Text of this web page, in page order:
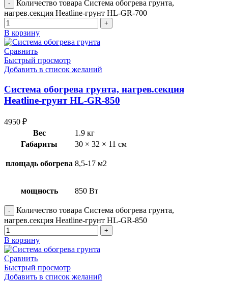
Количество товара Система обогрева грунта,
нагрев.секция Heatline-грунт HL-GR-700
В корзину
Сравнить
Быстрый просмотр
Добавить в список желаний
Система обогрева грунта, нагрев.секция
Heatline-грунт HL-GR-850
4950 ₽
Вес
1.9 кг
Габариты
30 × 32 × 11 см
площадь обогрева 8,5-17 м2
мощность 850 Вт
Количество товара Система обогрева грунта,
нагрев.секция Heatline-грунт HL-GR-850
В корзину
Сравнить
Быстрый просмотр
Добавить в список желаний